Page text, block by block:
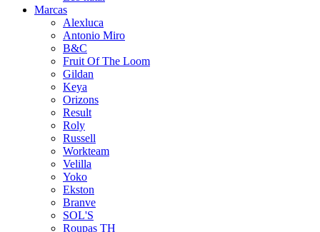
Marcas
Alexluca
Antonio Miro
B&C
Fruit Of The Loom
Gildan
Keya
Orizons
Result
Roly
Russell
Workteam
Velilla
Yoko
Ekston
Branve
SOL'S
Roupas TH